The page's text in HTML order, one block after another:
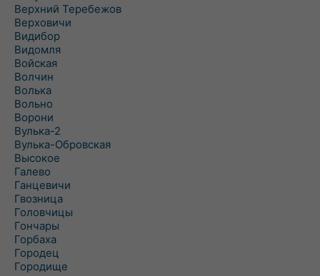
Верхний Теребежов
Верховичи
Видибор
Видомля
Войская
Волчин
Волька
Вольно
Ворони
Вулька-2
Вулька-Обровская
Высокое
Галево
Ганцевичи
Гвозница
Головчицы
Гончары
Горбаха
Городец
Городище